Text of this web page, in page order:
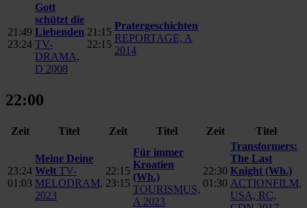
21:49
23:24
Gott
schützt die
Liebenden
TV-
DRAMA,
D 2008
21:15
22:15
Pratergeschichten
REPORTAGE, A
2014
22:00
Zeit Titel Zeit Titel Zeit Titel
23:24
01:03
Meine Deine
Welt TV-
MELODRAM,
2023
22:15
23:15
Für immer
Kroatien
(Wh.)
TOURISMUS,
A 2023
22:30
01:30
Transformers:
The Last
Knight (Wh.)
ACTIONFILM,
USA, RC,